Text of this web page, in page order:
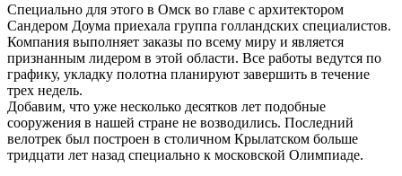
Специально для этого в Омск во главе с архитектором
Сандером Доума приехала группа голландских специалистов.
Компания выполняет заказы по всему миру и является
признанным лидером в этой области. Все работы ведутся по
графику, укладку полотна планируют завершить в течение
трех недель.
Добавим, что уже несколько десятков лет подобные
сооружения в нашей стране не возводились. Последний
велотрек был построен в столичном Крылатском больше
тридцати лет назад специально к московской Олимпиаде.